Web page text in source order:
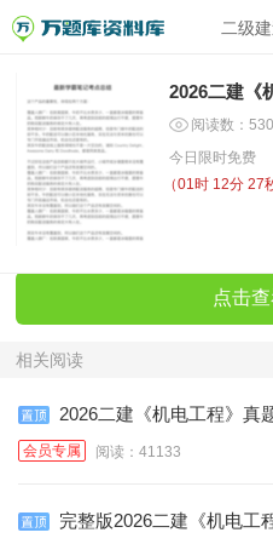
二级
2026二建《
阅读数：
今日限时免费
（01时 12分 27
点击
相关阅读
2026二建《机电工程》真
会员专属 阅读：41133
完整版2026二建《机电工